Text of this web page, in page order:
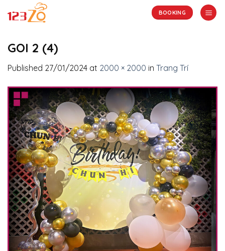
BOOKING
GOI 2 (4)
Published 27/01/2024 at 2000 × 2000 in Trang Trí